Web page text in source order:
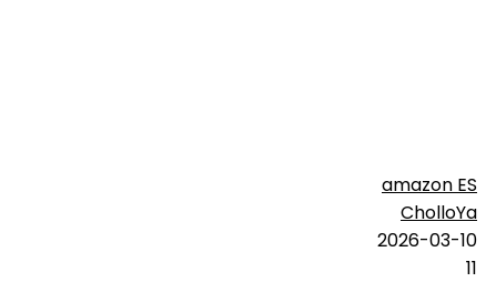
amazon ES
CholloYa
2026-03-10
11